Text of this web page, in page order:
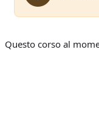
Questo corso al